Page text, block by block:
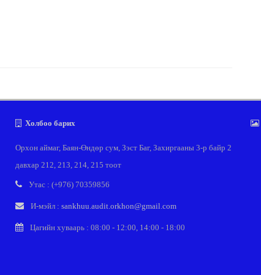
Холбоо барих
Орхон аймаг, Баян-Өндөр сум, Зэст Баг, Захиргааны 3-р байр 2
давхар 212, 213, 214, 215 тоот
Утас : (+976) 70359856
И-мэйл :sankhuu.audit.orkhon@gmail.com
Цагийн хуваарь : 08:00 - 12:00, 14:00 - 18:00